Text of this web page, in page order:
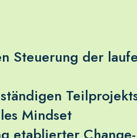
Steuerung der
Mindset